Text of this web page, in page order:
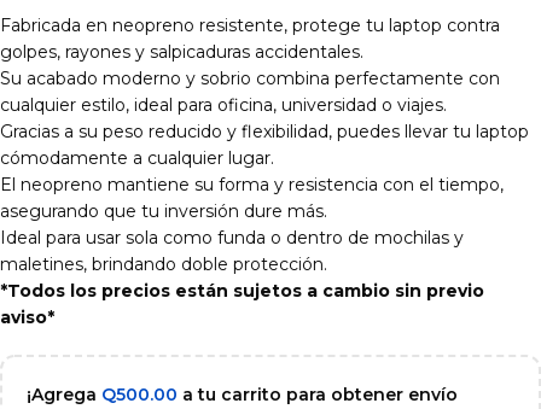
Fabricada en neopreno resistente, protege tu laptop contra
golpes, rayones y salpicaduras accidentales.
Su acabado moderno y sobrio combina perfectamente con
cualquier estilo, ideal para oficina, universidad o viajes.
Gracias a su peso reducido y flexibilidad, puedes llevar tu laptop
cómodamente a cualquier lugar.
El neopreno mantiene su forma y resistencia con el tiempo,
asegurando que tu inversión dure más.
Ideal para usar sola como funda o dentro de mochilas y
maletines, brindando doble protección.
*Todos los precios están sujetos a cambio sin previo
aviso*
¡Agrega Q500.00 a tu carrito para obtener envío